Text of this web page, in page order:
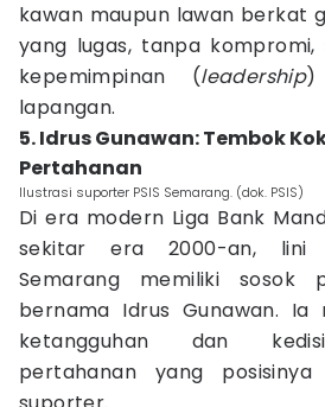
kawan maupun lawan berkat
yang lugas, tanpa
kepemimpinan (leadership)
lapangan.
5. Idrus Gunawan: Tembok
Pertahanan
Ilustrasi suporter PSIS Semarang. (dok. PSIS)
Di era modern Liga Bank
sekitar era 2000-an, lini
Semarang memiliki sosok
bernama Idrus Gunawan. Ia
ketangguhan dan
pertahanan yang